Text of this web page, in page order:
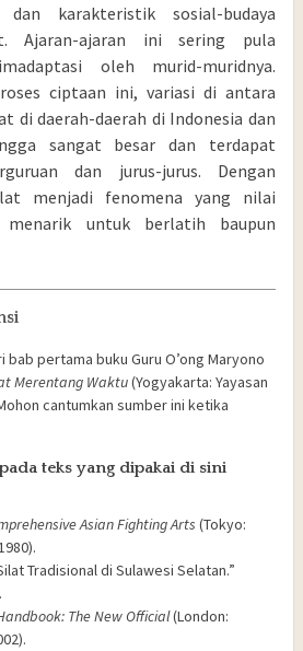
karakteristik sosial-budaya
Ajaran-ajaran ini sering pula
oleh murid-muridnya.
ciptaan ini, variasi di antara
di daerah-daerah di Indonesia dan
sangat besar dan terdapat
dan jurus-jurus. Dengan
menjadi fenomena yang nilai
untuk berlatih baupun
bab pertama buku Guru O’ong Maryono
Merentang Waktu(Yogyakarta: Yayasan
cantumkan sumber ini ketika
teks yang dipakai di sini
Asian Fighting Arts (Tokyo:
Tradisional di Sulawesi Selatan.”
The New Official(London: